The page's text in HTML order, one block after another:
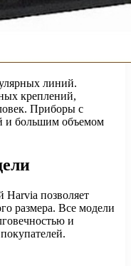
линий.
креплений,
Приборы с
и большим объемом
позволяет
размера. Все модели
и